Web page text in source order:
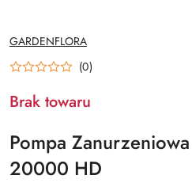
NAZWA
PRODUCENTA:
GARDENFLORA
(0)
Brak towaru
Pompa
20000 HD